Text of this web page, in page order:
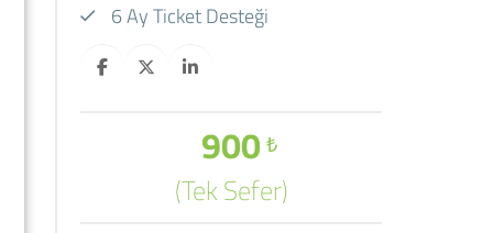
6 Ay Ticket Desteği
₺
900
(Tek Sefer)